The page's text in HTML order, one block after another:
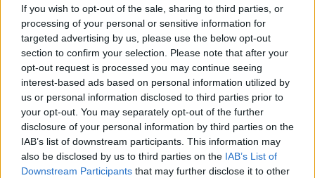
If you wish to opt-out of the sale, sharing to third parties, or
processing of your personal or sensitive information for
targeted advertising by us, please use the below opt-out
section to confirm your selection. Please note that after your
opt-out request is processed you may continue seeing
interest-based ads based on personal information utilized by
us or personal information disclosed to third parties prior to
your opt-out. You may separately opt-out of the further
disclosure of your personal information by third parties on the
IAB’s list of downstream participants. This information may
also be disclosed by us to third parties on the IAB’s List of
Downstream Participants that may further disclose it to other
#allergia#influenza#cukorbetegség
#orvosmeteorológia#vérnyomás#stroke#rákbetegség
#pajzsmirigy#reflux#ekcéma#herpesz
Regisztráció
Életmód Táplálkozás
Ez történik a hasi zsírral, ha
rendszeresen pisztáciát eszik
Ez történik a hasi zsírral, ha
rendszeresen pisztáciát eszik